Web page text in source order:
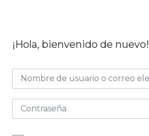
¡Hola, bienvenido de nuevo!
Termo de 3 kg